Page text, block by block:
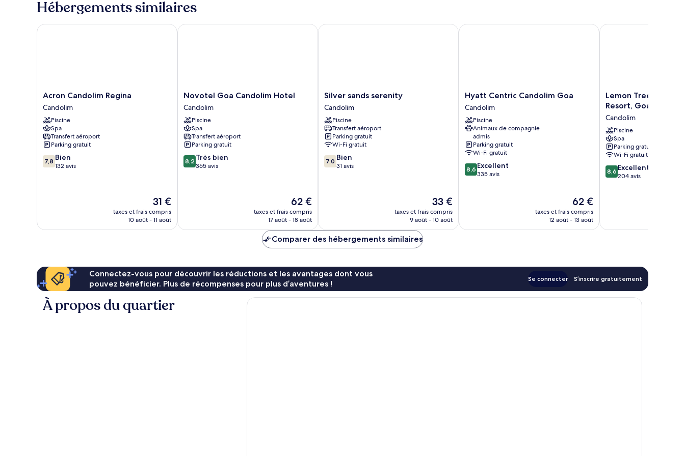
Suite
Suite
Hébergements similaires
Acron
Candolim
Regina
Candolim
Acron Candolim Regina
Candolim
Piscine
Spa
Transfert aéroport
Parking gratuit
7.8
sur
7,8 Bien
132 avis
Le
nouveau
prix
31 €
taxes et frais compris
10 août - 11 août
Acron Candolim Regina
Novotel
Goa
Candolim
Hotel
Candolim
Novotel Goa Candolim Hotel
Candolim
Piscine
Spa
Transfert aéroport
Parking gratuit
8.2
sur
8,2 Très bien
365 avis
Le
nouveau
prix
de
62 €
62 €
taxes et frais compris
17 août - 18 août
Novotel Goa Candolim Hotel
Silver
sands
serenity
Candolim
Silver sands serenity
Candolim
Piscine
Transfert aéroport
Parking gratuit
Wi-Fi gratuit
7.0
sur
7,0 Bien
31 avis
Le
nouveau
prix
33 €
taxes et frais compris
9 août - 10 août
Silver sands serenity
Hyatt
Centric
Candolim
Goa
Candolim
Hyatt Centric Candolim Goa
Candolim
Piscine
Animaux de compagnie
admis
Parking gratuit
Wi-Fi gratuit
8.6
sur
8,6 Excellent
335 avis
Le
nouveau
prix
62 €
taxes et frais compris
12 août - 13 août
Hyatt Centric Candolim Goa
Lemon
Tree
Amarante
Beach
Resort,
Goa
Candolim
Lemon Tree
Resort, Goa
Candolim
Piscine
Spa
Parking gratuit
Wi-Fi gratuit
8.6
sur
8,6 Excellent
204 avis
Lemon Tree Amarante
Comparer des hébergements similaires
Connectez-vous pour découvrir les réductions et les avantages dont vous
pouvez bénéficier. Plus de récompenses pour plus d’aventures !
Se connecter S’inscrire gratuitement
À propos du quartier